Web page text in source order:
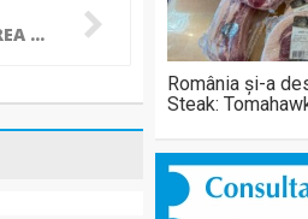
Se pregăteşte SCUMPIREA gigacaloriei plătită de populaţie către Modern Calor! Care este propunerea!
România și-a
Steak: